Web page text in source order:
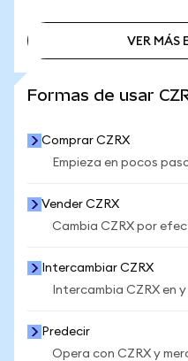
VER MÁS
Formas de usar
Comprar CZRX
Empieza en pocos
Vender CZRX
Cambia CZRX por
Intercambiar CZRX
Intercambia CZRX en
Predecir
Opera con CZRX y